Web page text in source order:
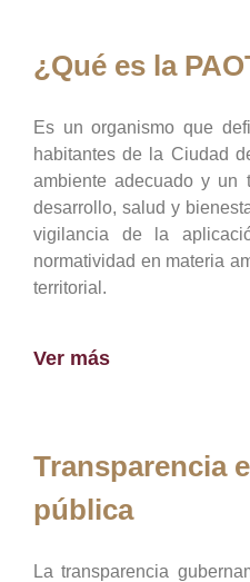
¿Qué es la
Es un organismo que
habitantes de la Ciudad
ambiente adecuado y un
desarrollo, salud y
vigilancia de la
normatividad en materia
territorial.
Ver más
Transparencia
pública
La transparencia